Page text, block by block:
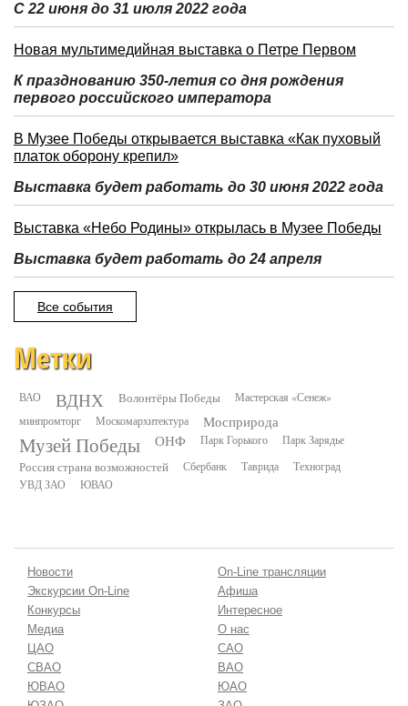
С 22 июня до 31 июля 2022 года
Новая мультимедийная выставка о Петре Первом
К празднованию 350-летия со дня рождения
первого российского императора
В Музее Победы открывается выставка «Как пуховый
платок оборону крепил»
Выставка будет работать до 30 июня 2022 года
Выставка «Небо Родины» открылась в Музее Победы
Выставка будет работать до 24 апреля
Все события
Метки
ВАО ВДНХ Волонтёры Победы
Мастерская «Сенеж»
минпромторг
Москомархитектура Мосприрода
Музей Победы ОНФ Парк Горького Парк Зарядье
Россия страна возможностей Сбербанк Таврида
Техноград
УВД ЗАО
ЮВАО
Новости
On-Line трансляции
Экскурсии On-Line
Афиша
Конкурсы
Интересное
Медиа
О нас
ЦАО
САО
СВАО
ВАО
ЮВАО
ЮАО